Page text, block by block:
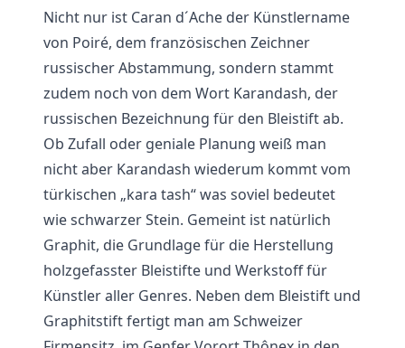
Nicht nur ist Caran d´Ache der Künstlername
von Poiré, dem französischen Zeichner
russischer Abstammung, sondern stammt
zudem noch von dem Wort Karandash, der
russischen Bezeichnung für den Bleistift ab.
Ob Zufall oder geniale Planung weiß man
nicht aber Karandash wiederum kommt vom
türkischen „kara tash“ was soviel bedeutet
wie schwarzer Stein. Gemeint ist natürlich
Graphit, die Grundlage für die Herstellung
holzgefasster Bleistifte und Werkstoff für
Künstler aller Genres. Neben dem Bleistift und
Graphitstift fertigt man am Schweizer